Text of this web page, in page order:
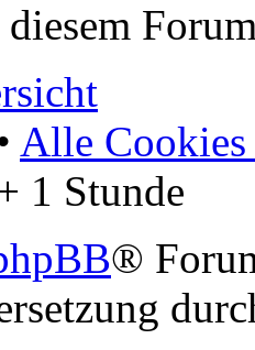
Alle Cookies
1 Stunde
®